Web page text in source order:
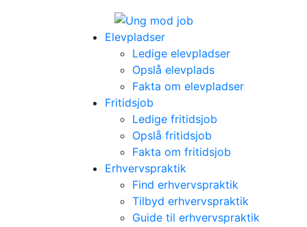
Elevpladser
Ledige elevpladser
Opslå elevplads
Fakta om elevpladser
Fritidsjob
Ledige fritidsjob
Opslå fritidsjob
Fakta om fritidsjob
Erhvervspraktik
Find erhvervspraktik
Tilbyd erhvervspraktik
Guide til erhvervspraktik